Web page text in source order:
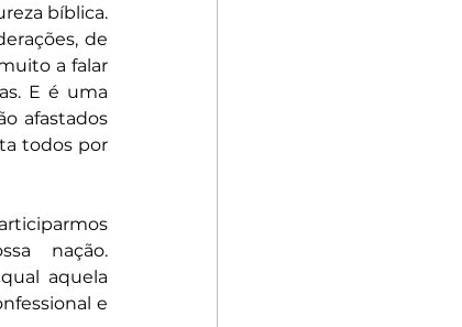
bíblica.
de
a falar
E é uma
afastados
todos por
nação.
aquela
e